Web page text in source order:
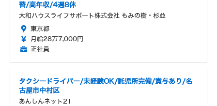
替/高年収/4週8休
大和ハウスライフサポート株式会社 もみの樹・杉並
東京都
月給28万7,000円
正社員
タクシードライバー/未経験OK/託児所完備/賞与あり/名
古屋市中村区
あんしんネット21